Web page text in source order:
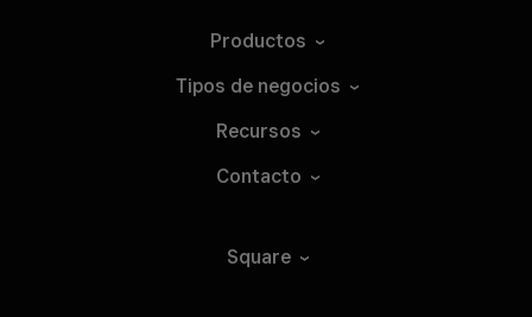
Productos
Tipos de negocios
Recursos
Contacto
Square